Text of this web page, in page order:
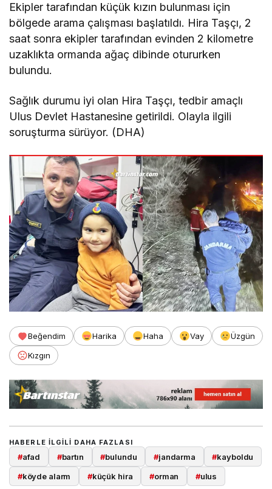
Ekipler tarafından küçük kızın bulunması için
bölgede arama çalışması başlatıldı. Hira Taşçı, 2
saat sonra ekipler tarafından evinden 2 kilometre
uzaklıkta ormanda ağaç dibinde otururken
bulundu.
Sağlık durumu iyi olan Hira Taşçı, tedbir amaçlı
Ulus Devlet Hastanesine getirildi. Olayla ilgili
soruşturma sürüyor. (DHA)
Beğendim Harika Haha Vay
Üzgün
Kızgın
HABERLE ILGILI DAHA FAZLASI
#afad #bartın #bulundu #jandarma #kayboldu
#köyde alarm #küçük hira #orman #ulus